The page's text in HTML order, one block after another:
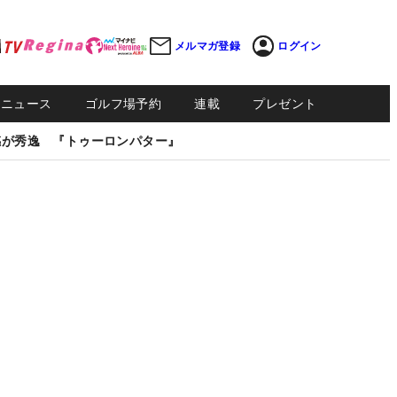
メルマガ登録 ログイン
ュース ゴルフ場予約 連載 プレゼント
秀逸 『トゥーロンパター』